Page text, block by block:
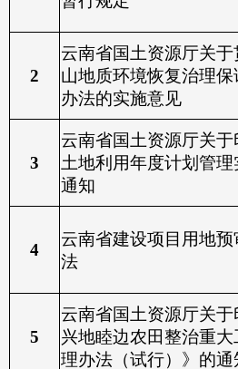
2
云南省国土资源厅关
山地质环境恢复治理
办法的实施意见
3
云南省国土资源厅关
土地利用年度计划管
通知
4
云南省建设项目用地
法
5
云南省国土资源厅关
兴地睦边农田整治重
理办法（试行）》的通